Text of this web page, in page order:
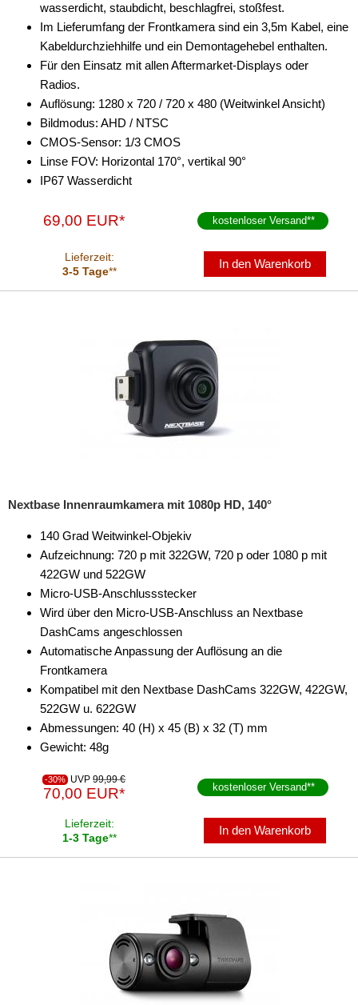
wasserdicht, staubdicht, beschlagfrei, stoßfest.
Im Lieferumfang der Frontkamera sind ein 3,5m Kabel, eine
Kabeldurchziehhilfe und ein Demontagehebel enthalten.
Für den Einsatz mit allen Aftermarket-Displays oder
Radios.
Auflösung: 1280 x 720 / 720 x 480 (Weitwinkel Ansicht)
Bildmodus: AHD / NTSC
CMOS-Sensor: 1/3 CMOS
Linse FOV: Horizontal 170°, vertikal 90°
IP67 Wasserdicht
69,00 EUR* kostenloser Versand**
Lieferzeit:
3-5 Tage**
In den Warenkorb
Nextbase Innenraumkamera mit 1080p HD, 140°
140 Grad Weitwinkel-Objekiv
Aufzeichnung: 720 p mit 322GW, 720 p oder 1080 p mit
422GW und 522GW
Micro-USB-Anschlussstecker
Wird über den Micro-USB-Anschluss an Nextbase
DashCams angeschlossen
Automatische Anpassung der Auflösung an die
Frontkamera
Kompatibel mit den Nextbase DashCams 322GW, 422GW,
522GW u. 622GW
Abmessungen: 40 (H) x 45 (B) x 32 (T) mm
Gewicht: 48g
-30% UVP 99,99 €
70,00 EUR* kostenloser Versand**
Lieferzeit:
1-3 Tage**
In den Warenkorb